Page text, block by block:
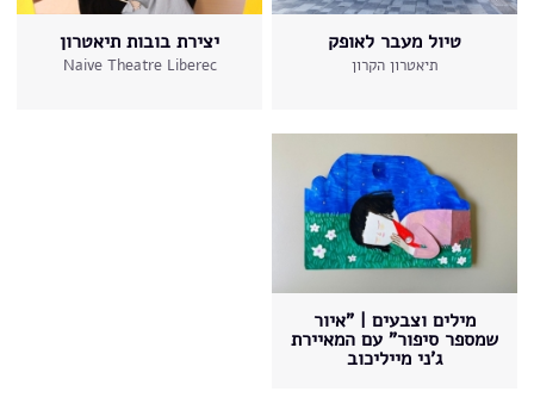
טיול מעבר לאופק
תיאטרון הקרון
יצירת בובות תיאטרון
Naive Theatre Liberec
מילים וצבעים | "איור
שמספר סיפור" עם המאיירת
ג'ני מייליכוב